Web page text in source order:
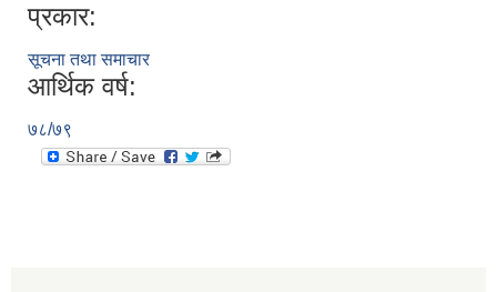
प्रकार:
सूचना तथा समाचार
आर्थिक वर्ष:
७८/७९